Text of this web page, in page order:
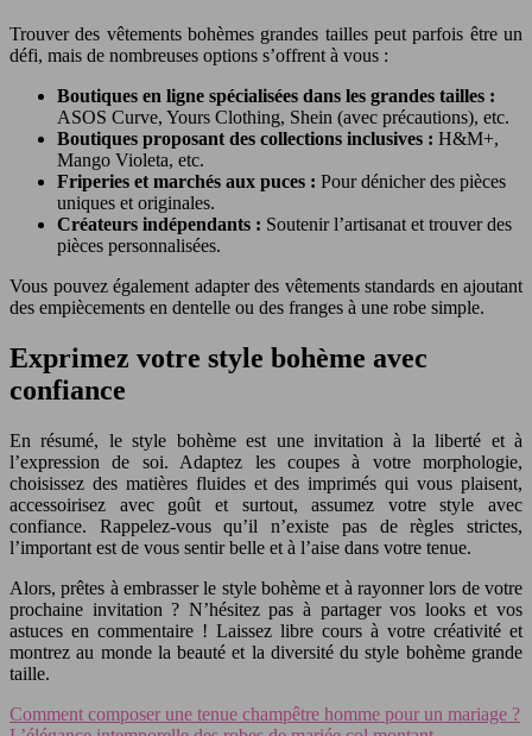
Trouver des vêtements bohèmes grandes tailles peut parfois être un
défi, mais de nombreuses options s’offrent à vous :
Boutiques en ligne spécialisées dans les grandes tailles :
ASOS Curve, Yours Clothing, Shein (avec précautions), etc.
Boutiques proposant des collections inclusives : H&M+,
Mango Violeta, etc.
Friperies et marchés aux puces : Pour dénicher des pièces
uniques et originales.
Créateurs indépendants : Soutenir l’artisanat et trouver des
pièces personnalisées.
Vous pouvez également adapter des vêtements standards en ajoutant
des empiècements en dentelle ou des franges à une robe simple.
Exprimez votre style bohème avec
confiance
En résumé, le style bohème est une invitation à la liberté et à
l’expression de soi. Adaptez les coupes à votre morphologie,
choisissez des matières fluides et des imprimés qui vous plaisent,
accessoirisez avec goût et surtout, assumez votre style avec
confiance. Rappelez-vous qu’il n’existe pas de règles strictes,
l’important est de vous sentir belle et à l’aise dans votre tenue.
Alors, prêtes à embrasser le style bohème et à rayonner lors de votre
prochaine invitation ? N’hésitez pas à partager vos looks et vos
astuces en commentaire ! Laissez libre cours à votre créativité et
montrez au monde la beauté et la diversité du style bohème grande
taille.
Comment composer une tenue champêtre homme pour un mariage ?